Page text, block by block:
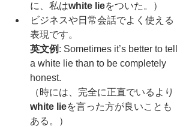
に、私はwhite lieをついた。）
ビジネスや日常会話でよく使える
表現です。
英文例 : Sometimes it’s better to tell
a white lie than to be completely
honest.
（時には、完全に正直でいるより
white lieを言った方が良いことも
ある。）